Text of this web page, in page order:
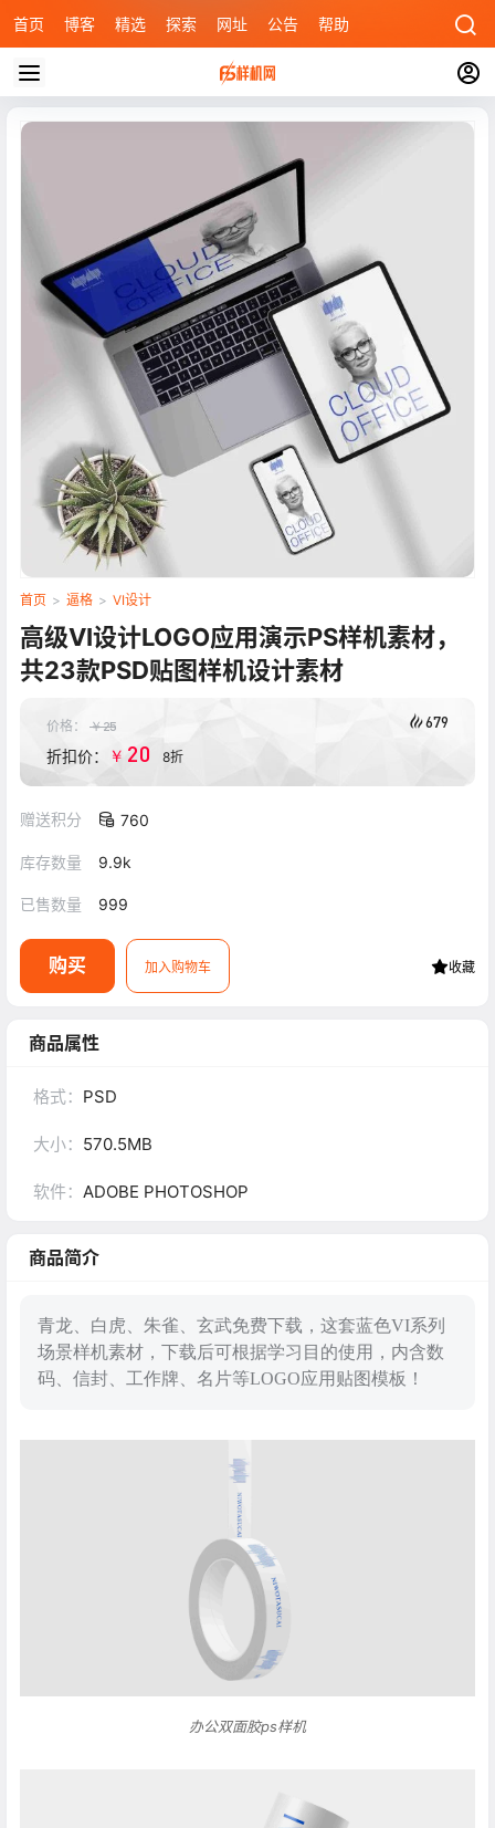
首页 博客 精选 探索 网址 公告 帮助
首页 > 逼格 > VI设计
高级VI设计LOGO应用演示PS样机素材，
共23款PSD贴图样机设计素材
价格： ￥25
折扣价： ￥ 20 8折
679
赠送积分 760
库存数量 9.9k
已售数量 999
购买 加入购物车 收藏
商品属性
格式： PSD
大小： 570.5MB
软件： ADOBE PHOTOSHOP
商品简介
青龙、白虎、朱雀、玄武免费下载，这套蓝色VI系列
场景样机素材，下载后可根据学习目的使用，内含数
码、信封、工作牌、名片等LOGO应用贴图模板！
办公双面胶ps样机